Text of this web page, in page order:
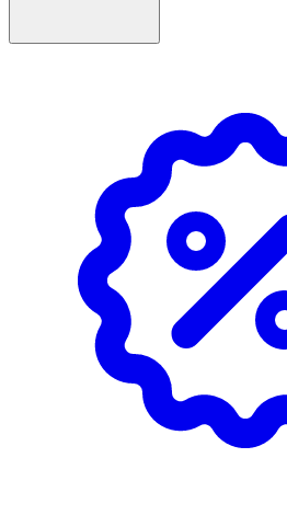
- Anpassad för barn från 3 år
- Mindre skaft och
- Kan vinklas efter
- Färgglada motiv med Pippi
- 3 stycken tandborstar i olika
Användning
- Borsta tänderna två gånger
- Använd fluortandkräm,